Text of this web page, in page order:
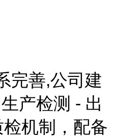
完善,公司建
产检测 - 出
检机制，配备